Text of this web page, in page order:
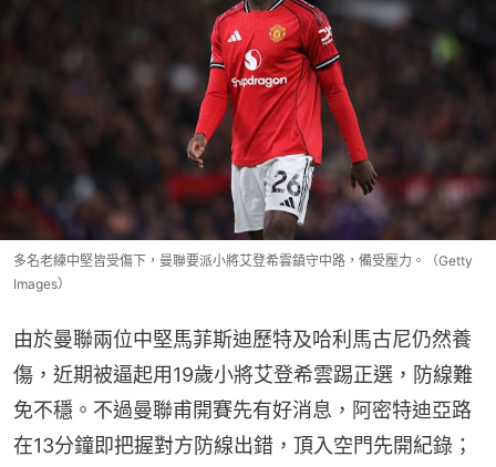
多名老練中堅皆受傷下，曼聯要派小將艾登希雲鎮守中路，備受壓力。（Getty
Images）
由於曼聯兩位中堅馬菲斯迪歷特及哈利馬古尼仍然養
傷，近期被逼起用19歲小將艾登希雲踢正選，防線難
免不穩。不過曼聯甫開賽先有好消息，阿密特迪亞路
在13分鐘即把握對方防線出錯，頂入空門先開紀錄；